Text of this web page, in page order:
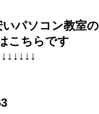
パソコン教室の
こちらです